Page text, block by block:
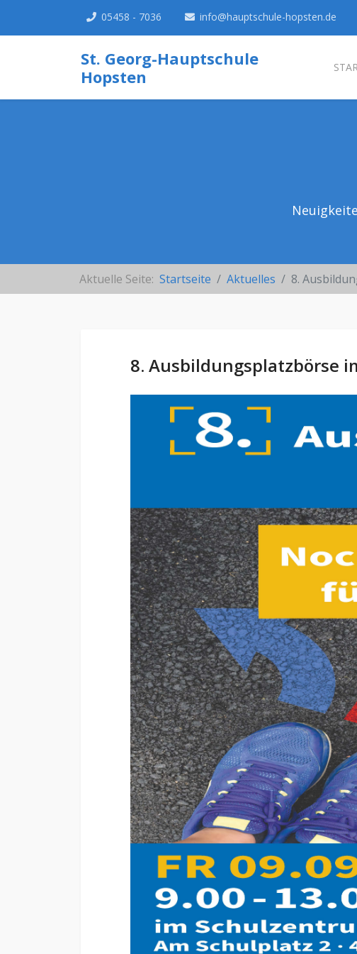
05458 - 7036 info@hauptschule-hopsten.de
St. Georg-Hauptschule
Hopsten
Aktuelle Seite: Startseite Aktuelles 8.
8. Ausbildungsplatzbörse